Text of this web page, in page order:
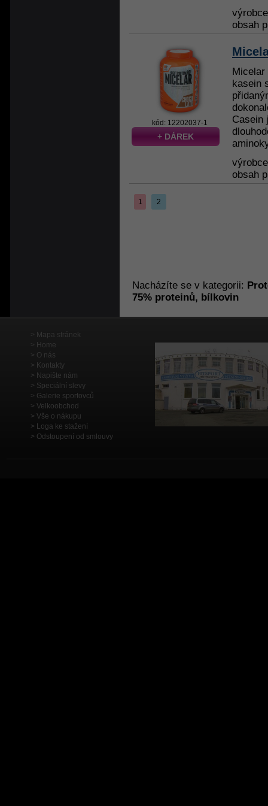
obsah
kód: 12202037-1
+ DÁREK
Micelar
kasein
Casein
obsah
1 2
Nacházíte se v kategorii:
75% proteinů, bílkovin
Mapa stránek
Home
O nás
Kontakty
Napište nám
Speciální slevy
Galerie sportovců
Velkoobchod
Vše o nákupu
Loga ke stažení
Odstoupení od smlouvy